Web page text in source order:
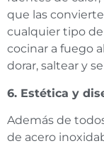
que las
cualquier tipo de
cocinar a fuego
dorar, saltear y
6. Estética y
Además de
de acero